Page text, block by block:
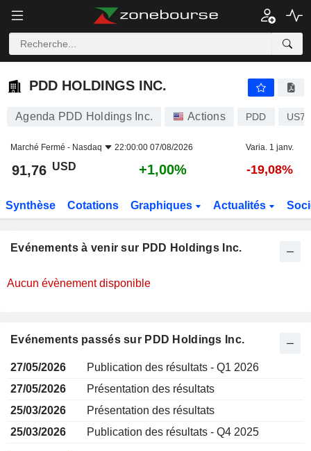
PDD HOLDINGS INC.
PDD HOLDINGS INC.
Agenda PDD Holdings Inc. Actions PDD
Marché Fermé - Nasdaq 22:00:00 07/08/2026 Varia. 1 janv.
91,76 USD +1,00% -19,08%
Synthèse Cotations Graphiques Actualités
Evénements à venir sur PDD Holdings Inc.
Aucun évènement disponible
Evénements passés sur PDD Holdings Inc.
27/05/2026
Publication des résultats - Q1 2026
27/05/2026
Présentation des résultats
25/03/2026
Présentation des résultats
25/03/2026
Publication des résultats - Q4 2025